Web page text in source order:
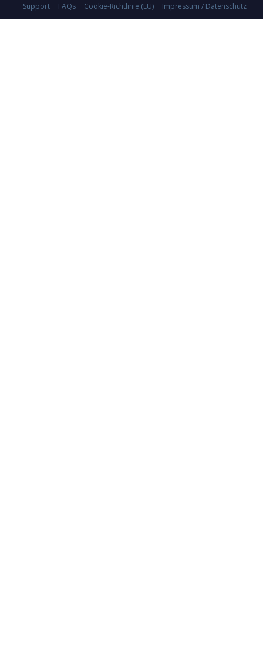
Support
FAQs Cookie-Richtlinie (EU) Impressum / Datenschutz